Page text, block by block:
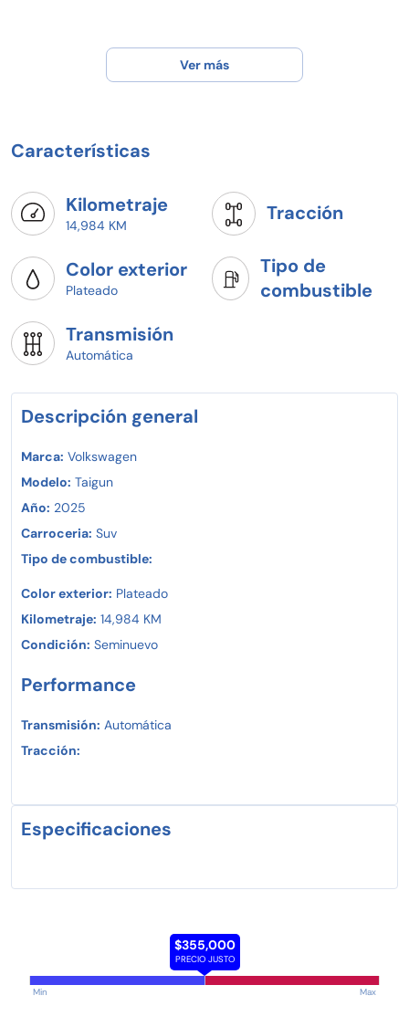
Ver más
Características
Kilometraje
14,984 KM
Tracción
Color exterior
Plateado
Tipo de
combustible
Transmisión
Automática
Descripción general
Marca: Volkswagen
Modelo: Taigun
Año: 2025
Carroceria: Suv
Tipo de combustible:
Color exterior: Plateado
Kilometraje: 14,984 KM
Condición: Seminuevo
Performance
Transmisión: Automática
Tracción:
Especificaciones
$355,000
PRECIO JUSTO
Min Max